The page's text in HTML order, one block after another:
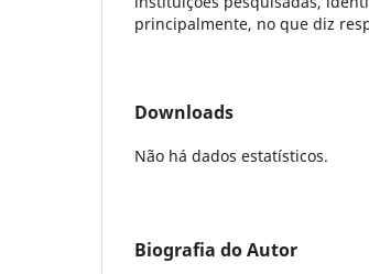
principalmente, no que diz
Downloads
Não há dados estatísticos.
Biografia do Autor